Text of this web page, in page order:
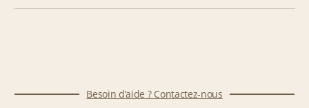
Besoin d’aide ? Contactez-nous